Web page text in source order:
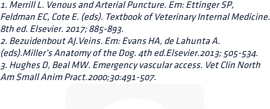
1. Merrill L. Venous and Arterial Puncture. Em: Ettinger SP,
Feldman EC, Cote E. (eds). Textbook of Veterinary Internal Medicine.
8th ed. Elsevier. 2017; 885-893.
2. Bezuidenbout AJ.Veins. Em: Evans HA, de Lahunta A.
(eds).Miller’s Anatomy of the Dog. 4th ed.Elsevier.2013; 505-534.
3. Hughes D, Beal MW. Emergency vascular access. Vet Clin North
Am Small Anim Pract.2000;30:491-507.